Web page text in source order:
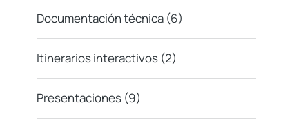
Documentación técnica (6)
Itinerarios interactivos (2)
Presentaciones (9)